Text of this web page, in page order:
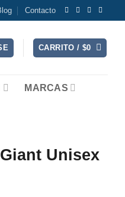
Contacto
CARRITO / $0
MARCAS
Unisex